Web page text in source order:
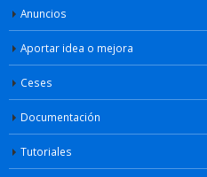
Anuncios
Aportar idea o mejora
Ceses
Documentación
Tutoriales